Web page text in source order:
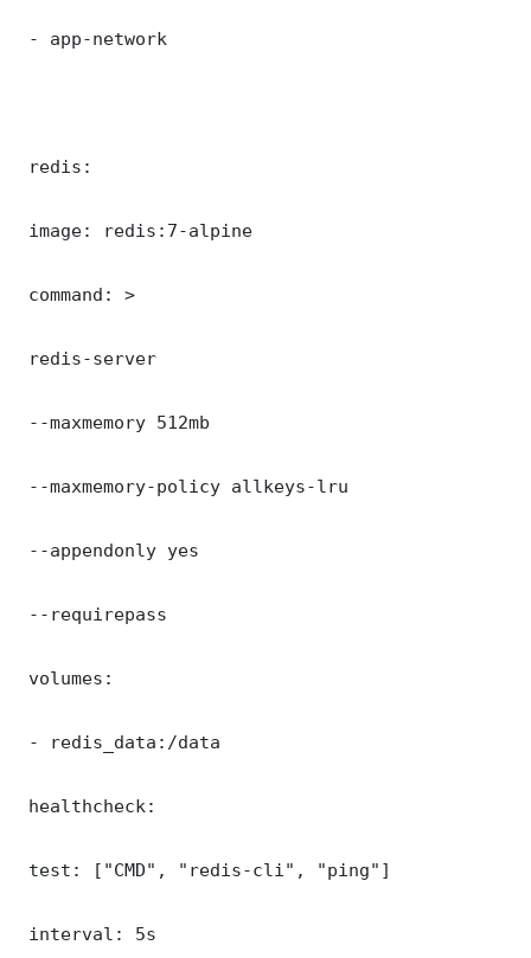
- app-network
redis:
image: redis:7-alpine
command: >
redis-server
--maxmemory 512mb
--maxmemory-policy allkeys-lru
--appendonly yes
--requirepass
volumes:
- redis_data:/data
healthcheck:
test: ["CMD", "redis-cli", "ping"]
interval: 5s